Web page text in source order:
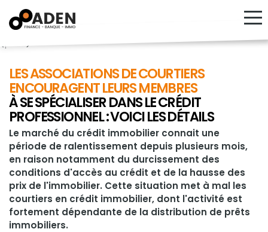
<!---->
LES ASSOCIATIONS DE COURTIERS
ENCOURAGENT LEURS MEMBRES
À SE SPÉCIALISER DANS LE CRÉDIT
PROFESSIONNEL : VOICI LES DÉTAILS
Le marché du crédit immobilier connait une
période de ralentissement depuis plusieurs mois,
en raison notamment du durcissement des
conditions d'accès au crédit et de la hausse des
prix de l'immobilier. Cette situation met à mal les
courtiers en crédit immobilier, dont l'activité est
fortement dépendante de la distribution de prêts
immobiliers.